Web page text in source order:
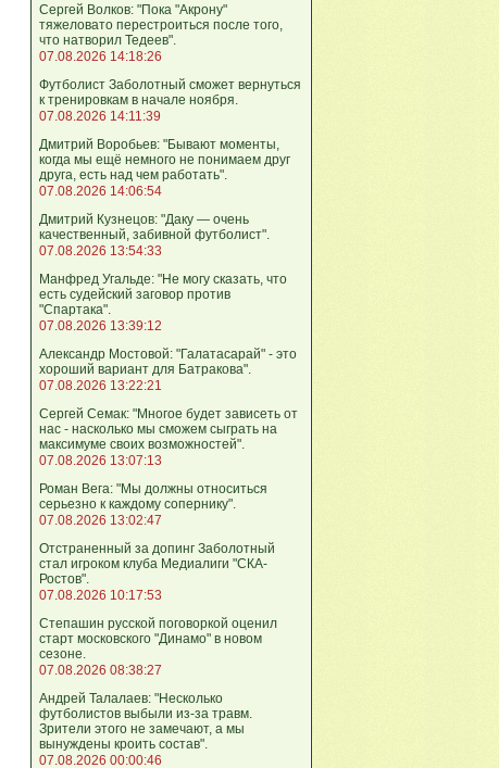
Сергей Волков: "Пока "Акрону"
тяжеловато перестроиться после того,
что натворил Тедеев".
07.08.2026 14:18:26
Футболист Заболотный сможет вернуться
к тренировкам в начале ноября.
07.08.2026 14:11:39
Дмитрий Воробьев: "Бывают моменты,
когда мы ещё немного не понимаем друг
друга, есть над чем работать".
07.08.2026 14:06:54
Дмитрий Кузнецов: "Даку — очень
качественный, забивной футболист".
07.08.2026 13:54:33
Манфред Угальде: "Не могу сказать, что
есть судейский заговор против
"Спартака".
07.08.2026 13:39:12
Александр Мостовой: "Галатасарай" - это
хороший вариант для Батракова".
07.08.2026 13:22:21
Сергей Семак: "Многое будет зависеть от
нас - насколько мы сможем сыграть на
максимуме своих возможностей".
07.08.2026 13:07:13
Роман Вега: "Мы должны относиться
серьезно к каждому сопернику".
07.08.2026 13:02:47
Отстраненный за допинг Заболотный
стал игроком клуба Медиалиги "СКА-
Ростов".
07.08.2026 10:17:53
Степашин русской поговоркой оценил
старт московского "Динамо" в новом
сезоне.
07.08.2026 08:38:27
Андрей Талалаев: "Несколько
футболистов выбыли из-за травм.
Зрители этого не замечают, а мы
вынуждены кроить состав".
07.08.2026 00:00:46